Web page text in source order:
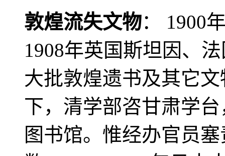
敦煌流失文物： 1900
1908年英国斯坦因、
大批敦煌遗书及其它
下，清学部咨甘肃学
图书馆。惟经办官员